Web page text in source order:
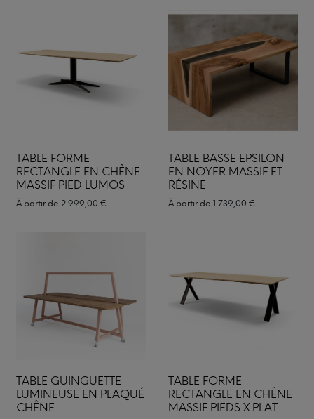
TABLE FORME
RECTANGLE EN CHÊNE
MASSIF PIED LUMOS
À partir de 2 999,00 €
TABLE BASSE EPSILON
EN NOYER MASSIF ET
RÉSINE
À partir de 1 739,00 €
TABLE GUINGUETTE
LUMINEUSE EN PLAQUÉ
CHÊNE
TABLE FORME
RECTANGLE EN CHÊNE
MASSIF PIEDS X PLAT